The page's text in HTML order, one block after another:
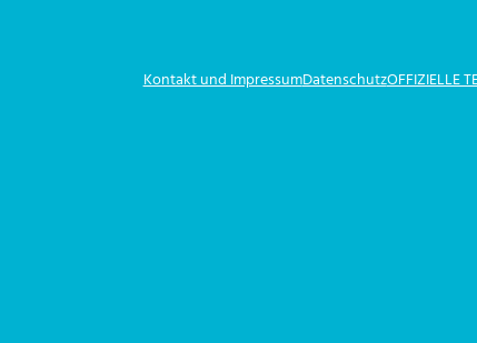
Kontakt und ImpressumDatenschutzOFFIZIELLE